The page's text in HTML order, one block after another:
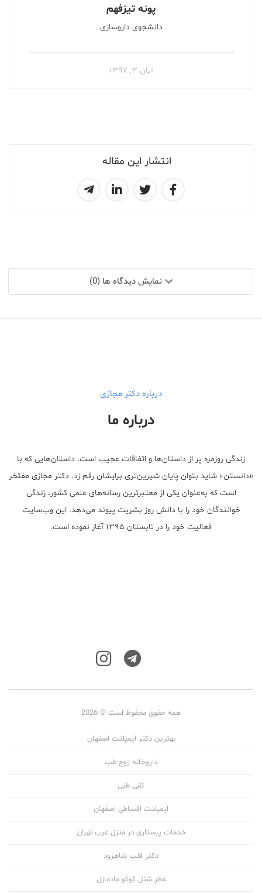
انتشار این مقاله
پونه تیزفهم
دانشجوی داروسازی
آبان ۳, ۱۳۹۷
نمایش دیدگاه ها (0)
درباره دکتر مجازی
درباره ما
زندگی روزمره پر از داستان‌ها و اتفاقات عجیب است. داستان‌هایی که با
«دانستن» شاید بتوان پایان شیرین‌تری برایشان رقم زد. دکتر مجازی مفتخر
است که به‌عنوان یکی از معتبر‌ترین رسانه‌های علمی کشور، زندگی
خوانندگان خود را با دانش روز بشریت پیوند می‌دهد. این وب‌سایت
فعالیت خود را در تابستان ۱۳۹۵ آغاز نموده است.
همه حقوق محفوظ است © 2026
بهترین دکتر ایمپلنت اصفهان
داروخانه زوج طب
کفی طبی
ایمپلنت اقساطی اصفهان
خدمات پرستاری در منزل غرب تهران
دکتر قلب شاهرود
عطر شنل کوکو مادمازل